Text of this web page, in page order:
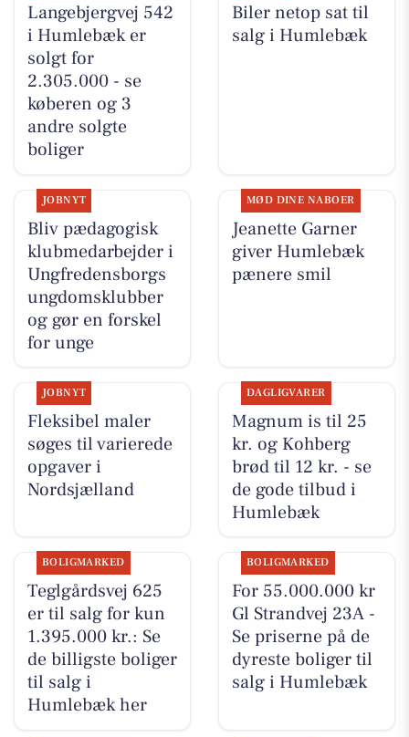
Langebjergvej 542
i Humlebæk er
solgt for
2.305.000 - se
køberen og 3
andre solgte
boliger
Biler netop sat til
salg i Humlebæk
JOBNYT
Bliv pædagogisk
klubmedarbejder i
Ungfredensborgs
ungdomsklubber
og gør en forskel
for unge
MØD DINE NABOER
Jeanette Garner
giver Humlebæk
pænere smil
JOBNYT
Fleksibel maler
søges til varierede
opgaver i
Nordsjælland
DAGLIGVARER
Magnum is til 25
kr. og Kohberg
brød til 12 kr. - se
de gode tilbud i
Humlebæk
BOLIGMARKED
Teglgårdsvej 625
er til salg for kun
1.395.000 kr.: Se
de billigste boliger
til salg i
Humlebæk her
BOLIGMARKED
For 55.000.000 kr
Gl Strandvej 23A -
Se priserne på de
dyreste boliger til
salg i Humlebæk